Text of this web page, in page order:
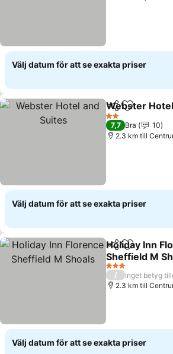
Välj datum för att se exakta priser
Dela Lägg till i
Webster
2 Stjärnor
7,7 Bra
10
2.3 km till
Välj datum för att se exakta priser
Dela Lägg till i
Holiday Inn
Sheffield M
Se priser
3 Stjärnor
/
Inget betyg
2.3 km till
Välj datum för att se exakta priser